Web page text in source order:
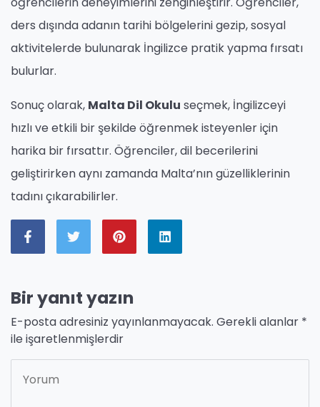
ders dışında adanın tarihi bölgelerini gezip, sosyal
aktivitelerde bulunarak İngilizce pratik yapma fırsatı
bulurlar.
Sonuç olarak, Malta Dil Okulu seçmek, İngilizceyi
hızlı ve etkili bir şekilde öğrenmek isteyenler için
harika bir fırsattır. Öğrenciler, dil becerilerini
geliştirirken aynı zamanda Malta’nın güzelliklerinin
tadını çıkarabilirler.
Bir yanıt yazın
E-posta adresiniz yayınlanmayacak. Gerekli alanlar *
ile işaretlenmişlerdir